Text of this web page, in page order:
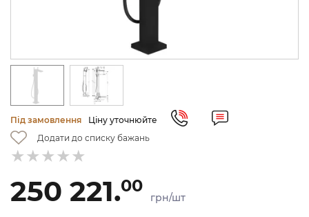
Під замовлення
Ціну уточнюйте
Додати до списку бажань
250 221.00
грн/шт